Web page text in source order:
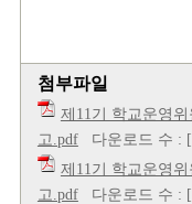
첨부파일
제11기 학교운영
고.pdf다운로드 수 : [
제11기 학교운영
고.pdf다운로드 수 : [